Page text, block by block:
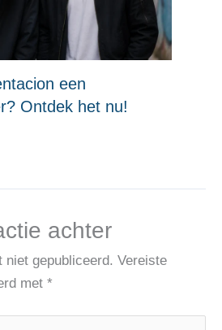
een
Ontdek het nu!
achter
gepubliceerd. Vereiste
met *